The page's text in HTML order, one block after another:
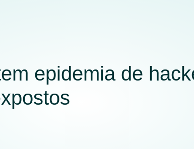
epidemia de